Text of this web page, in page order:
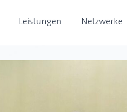
Leistungen Netzwerke